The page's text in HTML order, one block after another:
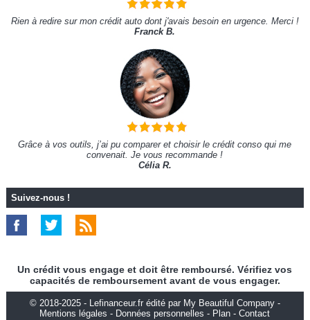
Rien à redire sur mon crédit auto dont j'avais besoin en urgence. Merci !
Franck B.
Grâce à vos outils, j’ai pu comparer et choisir le crédit conso qui me
convenait. Je vous recommande !
Célia R.
Suivez-nous !
Un crédit vous engage et doit être remboursé. Vérifiez vos
capacités de remboursement avant de vous engager.
© 2018-2025 - Lefinanceur.fr édité par My Beautiful Company -
Mentions légales - Données personnelles - Plan -Contact